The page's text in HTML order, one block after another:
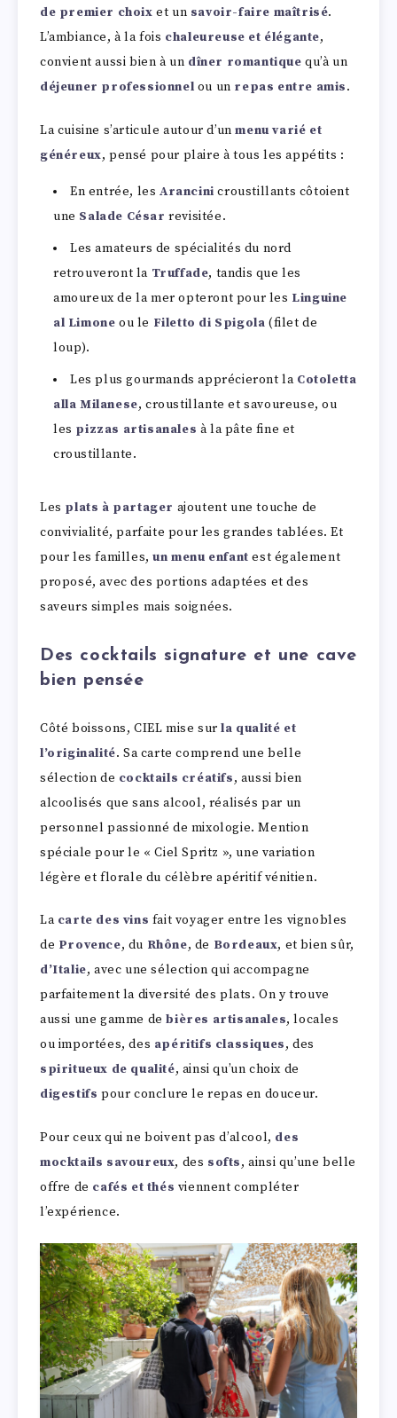
de premier choix et un savoir-faire maîtrisé.
L’ambiance, à la fois chaleureuse et élégante,
convient aussi bien à un dîner romantique qu’à un
déjeuner professionnel ou un repas entre amis.
La cuisine s’articule autour d’unmenu varié et
généreux, pensé pour plaire à tous les appétits :
En entrée, les Arancini croustillants côtoient
une Salade César revisitée.
Les amateurs de spécialités du nord
retrouveront la Truffade, tandis que les
amoureux de la mer opteront pour les Linguine
al Limone ou le Filetto di Spigola (filet de
loup).
Les plus gourmands apprécieront la Cotoletta
alla Milanese, croustillante et savoureuse, ou
les pizzas artisanales à la pâte fine et
croustillante.
Les plats à partager ajoutent une touche de
convivialité, parfaite pour les grandes tablées. Et
pour les familles,un menu enfant est également
proposé, avec des portions adaptées et des
saveurs simples mais soignées.
Des cocktails signature et une cave
bien pensée
Côté boissons, CIEL mise surla qualité et
l’originalité. Sa carte comprend une belle
sélection de cocktails créatifs, aussi bien
alcoolisés que sans alcool, réalisés par un
personnel passionné de mixologie. Mention
spéciale pour le « Ciel Spritz », une variation
légère et florale du célèbre apéritif vénitien.
La carte des vins fait voyager entre les vignobles
de Provence, du Rhône, de Bordeaux, et bien sûr,
d’Italie, avec une sélection qui accompagne
parfaitement la diversité des plats. On y trouve
aussi une gamme debières artisanales, locales
ou importées, des apéritifs classiques, des
spiritueux de qualité, ainsi qu’un choix de
digestifs pour conclure le repas en douceur.
Pour ceux qui ne boivent pas d’alcool, des
mocktails savoureux, des softs, ainsi qu’une belle
offre de cafés et thés viennent compléter
l’expérience.